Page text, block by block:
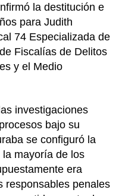
la destitución e
para Judith
74 Especializada de
Fiscalías de Delitos
y el Medio
investigaciones
bajo su
se configuró la
mayoría de los
era
responsables penales